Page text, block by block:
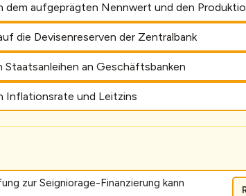
dem aufgeprägten Nennwert und den
die Devisenreserven der Zentralbank
Staatsanleihen an Geschäftsbanken
Inflationsrate und Leitzins
zur Seigniorage-Finanzierung kann